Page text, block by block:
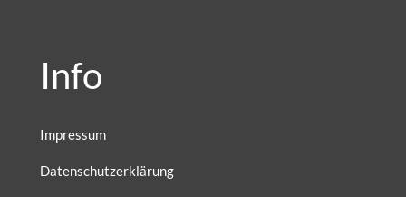
Info
Impressum
Datenschutzerklärung